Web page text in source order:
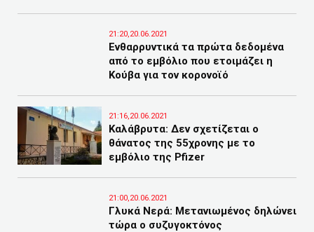
21:20,20.06.2021
Ενθαρρυντικά τα πρώτα δεδομένα
από το εμβόλιο που ετοιμάζει η
Κούβα για τον κορονοϊό
21:16,20.06.2021
Καλάβρυτα: Δεν σχετίζεται ο
θάνατος της 55χρονης με το
εμβόλιο της Pfizer
21:00,20.06.2021
Γλυκά Νερά: Μετανιωμένος δηλώνει
τώρα ο συζυγοκτόνος